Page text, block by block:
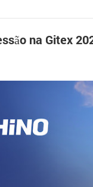
na Gitex